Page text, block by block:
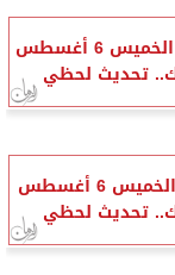
سعر الدولار اليوم الخميس 6 أغسطس
سعر اليورو اليوم الخميس 6 أغسطس